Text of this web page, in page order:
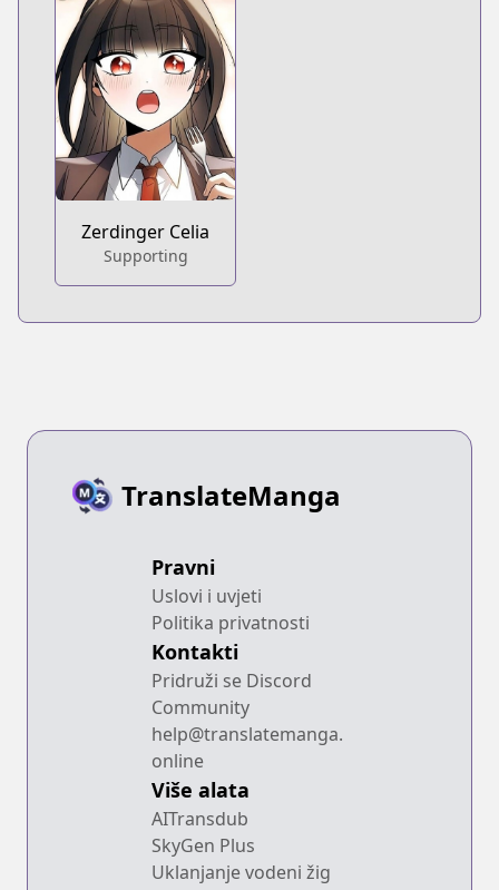
Zerdinger Celia
Supporting
TranslateManga
Pravni
Uslovi i uvjeti
Politika privatnosti
Kontakti
Pridruži se Discord
Community
help@translatemanga.
online
Više alata
AITransdub
SkyGen Plus
Uklanjanje vodeni žig